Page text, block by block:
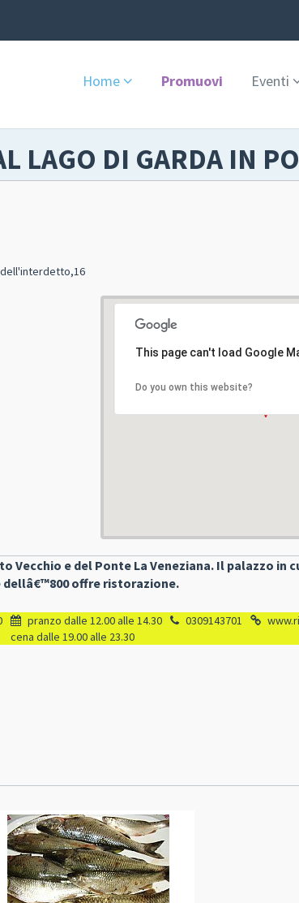
Home Promuovi Eventi
LAGO DI GARDA IN
dell'interdetto,16
This page can't load Google
Do you own this website?
e del Ponte La Veneziana. Il palazzo in
dellâ€™800 offre ristorazione.
pranzo dalle 12.00 alle 14.30
cena dalle 19.00 alle 23.30
0309143701